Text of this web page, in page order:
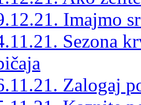
Imajmo
Sezona
Zalogaj